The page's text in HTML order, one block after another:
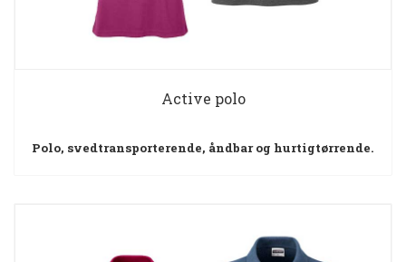
Active polo
Polo, svedtransporterende, åndbar og hurtigtørrende.